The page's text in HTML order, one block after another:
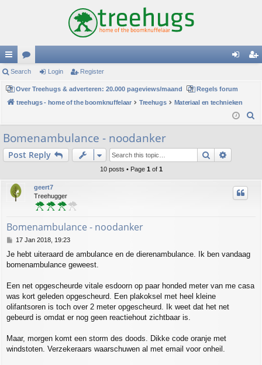
ui
ck
lin
ks
or
u
m
s
in
Search Login Register
Over Treehugs & adverteren: 20.000 pageviews/maand
Regels forum
treehugs - home of the boomknuffelaar
Treehugs
Materiaal en technieken
h
Bomenambulance - noodanker
Post Reply Search
10 posts • Page 1 of 1
geert7
Treehugger
Bomenambulance - noodanker
P
s
t
17 Jan 2018, 19:23
Je hebt uiteraard de ambulance en de dierenambulance. Ik ben vandaag
bomenambulance geweest.
Een net opgescheurde vitale esdoorn op paar honded meter van me casa
was kort geleden opgescheurd. Een plakoksel met heel kleine
olifantsoren is toch over 2 meter opgescheurd. Ik weet dat het net
gebeurd is omdat er nog geen reactiehout zichtbaar is.
Maar, morgen komt een storm des doods. Dikke code oranje met
windstoten. Verzekeraars waarschuwen al met email voor onheil.